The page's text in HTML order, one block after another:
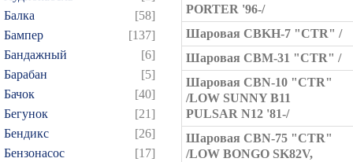
Балка
[58]
Бампер
[137]
Бандажный
[6]
Барабан
[5]
Бачок
[40]
Бегунок
[21]
Бендикс
[26]
Бензонасос
[17]
PORTER '96-/
Шаровая CBKH-7 "CTR" /
Шаровая CBM-31 "CTR" /
Шаровая CBN-10 "CTR"
/LOW SUNNY B11
PULSAR N12 '81-/
Шаровая CBN-75 "CTR"
/LOW BONGO SK82V,